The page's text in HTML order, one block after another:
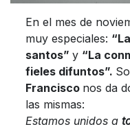
En el mes de
muy especiales:
santos” y “La
fieles difuntos”.
Francisco nos da
las mismas:
Estamos unidos a